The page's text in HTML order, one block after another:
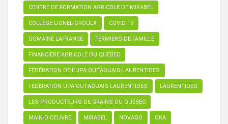
CENTRE DE FORMATION AGRICOLE DE MIRABEL
COLLÈGE LIONEL-GROULX COVID-19
DOMAINE LAFRANCE FERMIERS DE FAMILLE
FINANCIÈRE AGRICOLE DU QUÉBEC
FÉDÉRATION DE L’UPA OUTAOUAIS-LAURENTIDES
FÉDÉRATION UPA OUTAOUAIS-LAURENTIDES LAURENTIDES
LES PRODUCTEURS DE GRAINS DU QUÉBEC
MAIN-D'OEUVRE MIRABEL NOVAGO OKA